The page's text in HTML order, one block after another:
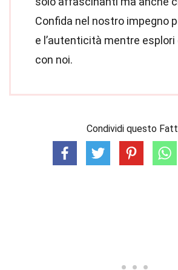
Confida nel nostro impegno
e l’autenticità mentre esplori
con noi.
Condividi questo